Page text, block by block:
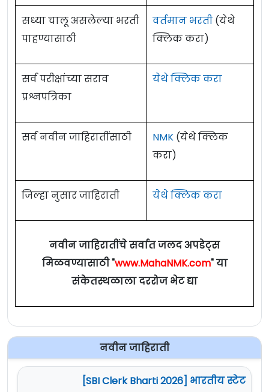
सध्या चालू असलेल्या भरती
पाहण्यासाठी
वर्तमान भरती (येथे
क्लिक करा)
सर्व परीक्षांच्या सराव
प्रश्नपत्रिका
येथे क्लिक करा
सर्व नवीन जाहिरातींसाठी NMK (येथे क्लिक
करा)
जिल्हा नुसार जाहिराती येथे क्लिक करा
नवीन जाहिरातींचे सर्वात जलद अपडेट्स
मिळवण्यासाठी "www.MahaNMK.com" या
संकेतस्थळाला दररोज भेट द्या
नवीन जाहिराती
[SBI Clerk Bharti 2026] भारतीय स्टेट